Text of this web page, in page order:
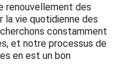
renouvellement des
la vie quotidienne des
constamment
et notre processus de
en est un bon